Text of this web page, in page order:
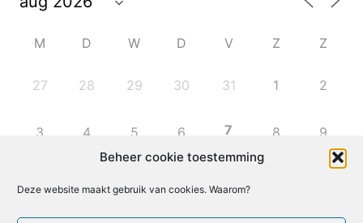
Beheer cookie toestemming
Deze website maakt gebruik van cookies. Waarom?
M D W D V Z Z
27 28 29 30 31 1 2
3 4 5 6 7 8 9